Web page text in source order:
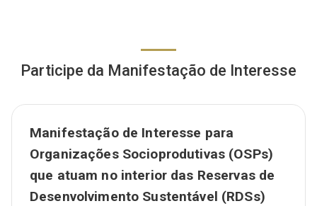
Participe da Manifestação de Interesse
Manifestação de Interesse para
Organizações Socioprodutivas (OSPs)
que atuam no interior das Reservas de
Desenvolvimento Sustentável (RDSs)